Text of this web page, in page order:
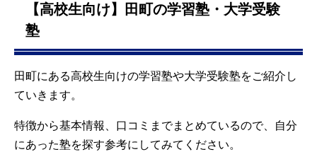
【高校生向け】田町の学習塾・大学受験
塾
田町にある高校生向けの学習塾や大学受験塾をご紹介し
ていきます。
特徴から基本情報、口コミまでまとめているので、自分
にあった塾を探す参考にしてみてください。